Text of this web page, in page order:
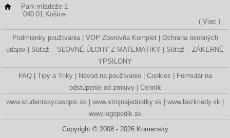
Park mládeže 1
040 01 Košice
( Viac )
Podmienky používania VOP Zborovňa Komplet
Ochrana osobných
údajov
Súťaž – SLOVNÉ ÚLOHY Z MATEMATIKY
Súťaž – ZÁKERNÉ
YPSILONY
FAQ
Tipy a Triky Návod na používanie Cookies
Formulár na
odstúpenie od zmluvy
Cenník
www.studentskycasopis.sk
www.strojnajednotky.sk
www.bezkriedy.sk
www.logopedik.sk
Copyright © 2008 - 2026 Komensky